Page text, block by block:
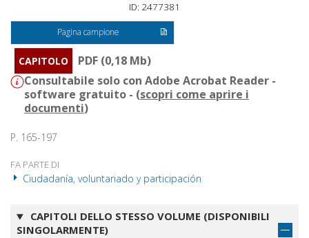
ID: 2477381
Pagina campione
CAPITOLO
PDF (0,18 Mb)
Consultabile solo con Adobe Acrobat Reader -
software gratuito - (scopri come aprire i
documenti)
P. 165-197
FA PARTE DI
Ciudadanía, voluntariado y participación
CAPITOLI DELLO STESSO VOLUME (DISPONIBILI
SINGOLARMENTE)